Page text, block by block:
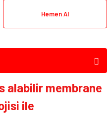
Hemen Al
alabilir membrane
ile